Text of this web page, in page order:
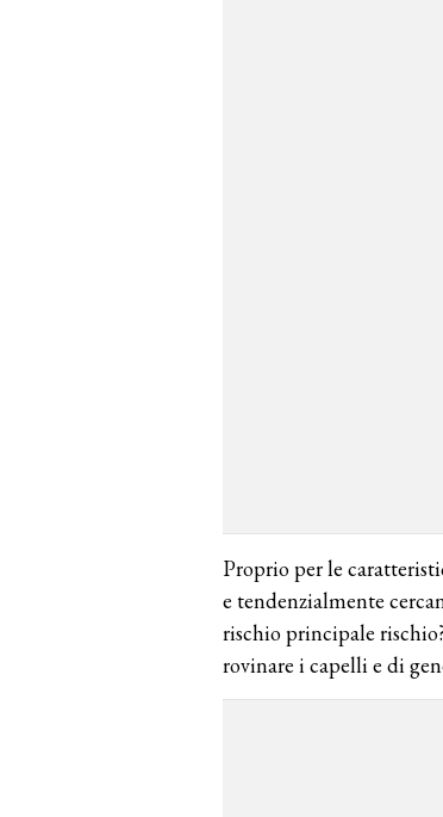
Proprio per le
e tendenzialmente
rischio principale
rovinare i capelli e di